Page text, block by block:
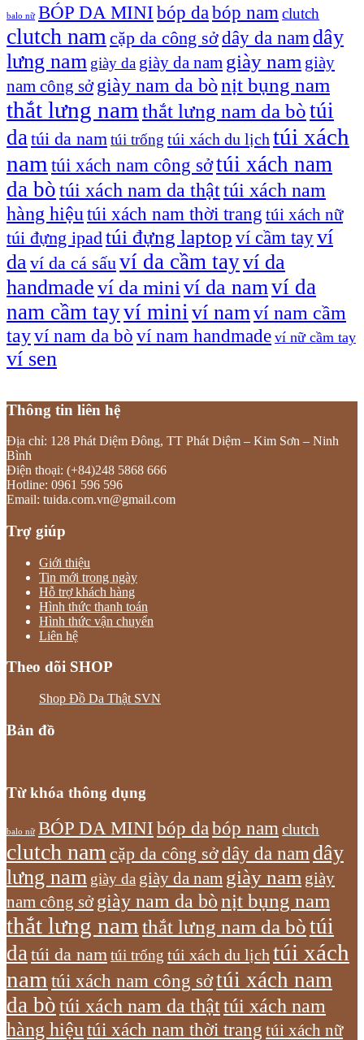
balo nữ BÓP DA MINI bóp da bóp nam clutch
clutch nam cặp da công sởdây da nam dây
lưng nam giày da giày da nam giày nam giày
nam công sở giày nam da bònịt bụng nam
thắt lưng nam thắt lưng nam da bòtúi
da túi da namtúi trống túi xách du lịch túi xách
nam túi xách nam công sởtúi xách nam
da bòtúi xách nam da thậttúi xách nam
hàng hiệu túi xách nam thời trang túi xách nữ
túi đựng ipadtúi đựng laptop ví cầm tayví
daví da cá sấu ví da cầm tayví da
handmadeví da mini ví da namví da
nam cầm tayví mini ví namví nam cầm
tayví nam da bò ví nam handmade ví nữ cầm tay
ví sen
Thông tin liên hệ
Địa chỉ: 128 Phát Diệm Đông, TT Phát Diệm – Kim Sơn – Ninh
Bình
Điện thoại: (+84)248 5868 666
Hotline: 0961 596 596
Email: tuida.com.vn@gmail.com
Trợ giúp
Giới thiệu
Tin mới trong ngày
Hỗ trợ khách hàng
Hình thức thanh toán
Hình thức vận chuyển
Liên hệ
Theo dõi SHOP
Shop Đồ Da Thật SVN
Bản đồ
Từ khóa thông dụng
balo nữ BÓP DA MINI bóp dabóp nam clutch
clutch nam cặp da công sởdây da nam dây
lưng nam giày da giày da nam giày nam giày
nam công sở giày nam da bònịt bụng nam
thắt lưng nam thắt lưng nam da bòtúi
datúi da namtúi trống túi xách du lịch túi xách
nam túi xách nam công sởtúi xách nam
da bòtúi xách nam da thậttúi xách nam
hàng hiệu túi xách nam thời trang túi xách nữ